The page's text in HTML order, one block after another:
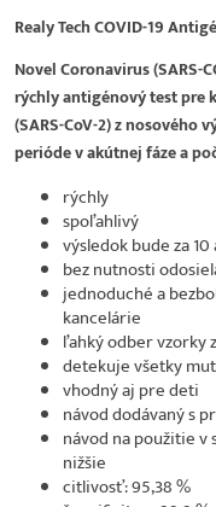
Realy Tech COVID-19
Novel Coronavirus (SARS-
rýchly antigénový test pre
(SARS-CoV-2) z nosového
perióde v akútnej fáze a
rýchly
spoľahlivý
výsledok bude za
bez nutnosti
jednoduché a
kancelárie
ľahký odber vzorky
detekuje všetky
vhodný aj pre deti
návod dodávaný s
návod na použitie
nižšie
citlivosť: 95,38 %